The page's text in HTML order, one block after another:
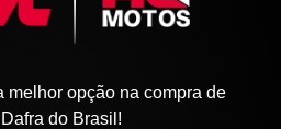
melhor opção na compra de
do Brasil!